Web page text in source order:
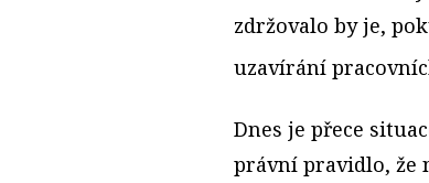
zdržovalo by je,
uzavírání
Dnes je přece
právní pravidlo, že